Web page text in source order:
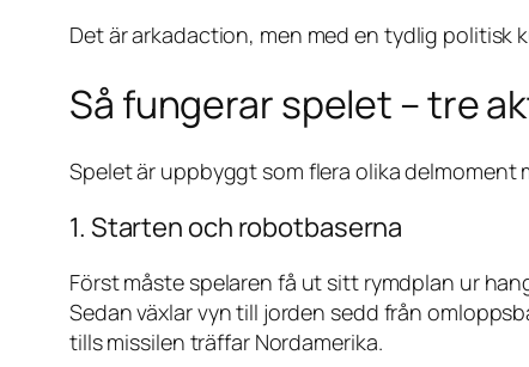
Det är arkadaction, men med en tydlig politisk
Så fungerar spelet – tre
Spelet är uppbyggt som flera olika delmoment
1. Starten och robotbaserna
Först måste spelaren få ut sitt rymdplan ur
Sedan växlar vyn till jorden sedd från
tills missilen träffar Nordamerika.